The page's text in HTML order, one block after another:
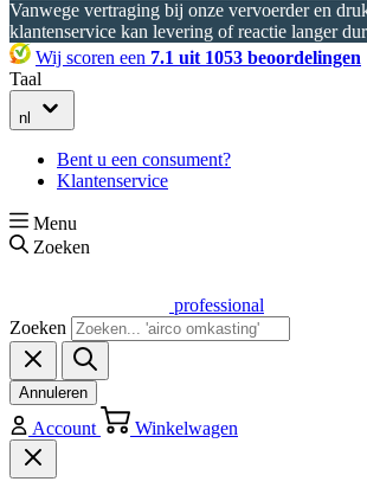
Vanwege vertraging bij onze vervoerder en
klantenservice kan levering of reactie langer
Wij scoren een 7.1 uit 1053 beoordelingen
Taal
nl
Bent u een consument?
Klantenservice
Menu
Zoeken
professional
Zoeken
Annuleren
Account Winkelwagen